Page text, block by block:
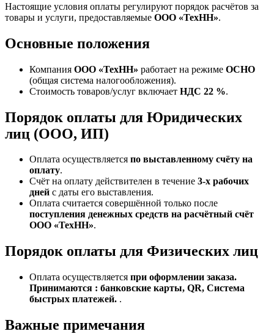
Настоящие условия оплаты регулируют порядок расчётов за
товары и услуги, предоставляемые ООО «ТехНН».
Основные положения
Компания ООО «ТехНН» работает на режиме ОСНО
(общая система налогообложения).
Стоимость товаров/услуг включает НДС 22 %.
Порядок оплаты для Юридических
лиц (ООО, ИП)
Оплата осуществляется по выставленному счёту на
оплату.
Счёт на оплату действителен в течение 3‑х рабочих
дней с даты его выставления.
Оплата считается совершённой только после
поступления денежных средств на расчётный счёт
ООО «ТехНН».
Порядок оплаты для Физических лиц
Оплата осуществляется при оформлении заказа.
Принимаются : банковские карты, QR, Система
быстрых платежей. .
Важные примечания